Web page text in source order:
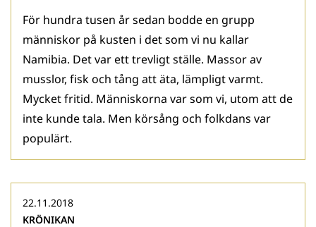
För hundra tusen år sedan bodde en grupp
människor på kusten i det som vi nu kallar
Namibia. Det var ett trevligt ställe. Massor av
musslor, fisk och tång att äta, lämpligt varmt.
Mycket fritid. Människorna var som vi, utom att de
inte kunde tala. Men körsång och folkdans var
populärt.
22.11.2018
KRÖNIKAN